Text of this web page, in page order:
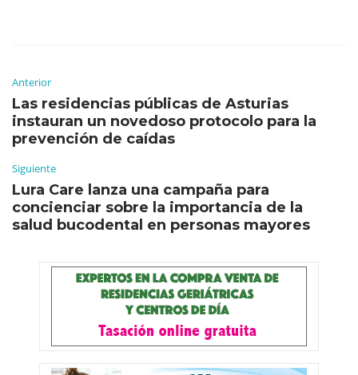
Anterior
Las residencias públicas de Asturias
instauran un novedoso protocolo para la
prevención de caídas
Siguiente
Lura Care lanza una campaña para
concienciar sobre la importancia de la
salud bucodental en personas mayores